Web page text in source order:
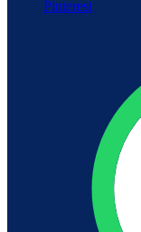
Pinterest